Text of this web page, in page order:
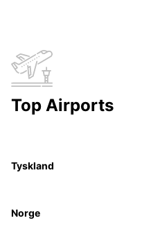
Top Airports
Tyskland
Norge